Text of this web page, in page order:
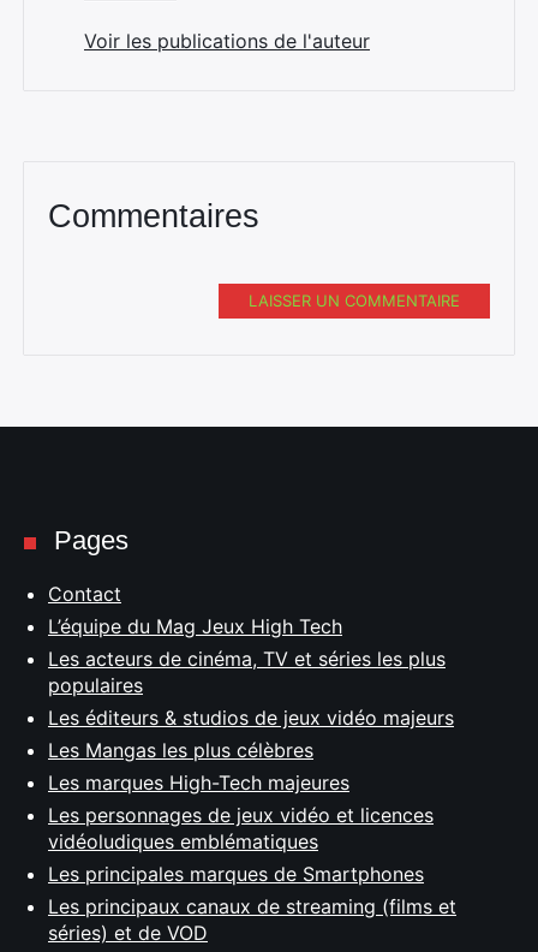
Voir les publications de l'auteur
Commentaires
LAISSER UN COMMENTAIRE
Pages
Contact
L’équipe du Mag Jeux High Tech
Les acteurs de cinéma, TV et séries les plus
populaires
Les éditeurs & studios de jeux vidéo majeurs
Les Mangas les plus célèbres
Les marques High-Tech majeures
Les personnages de jeux vidéo et licences
vidéoludiques emblématiques
Les principales marques de Smartphones
Les principaux canaux de streaming (films et
séries) et de VOD